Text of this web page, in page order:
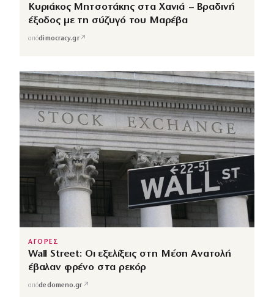
Κυριάκος Μητσοτάκης στα Χανιά – Βραδινή
έξοδος με τη σύζυγό του Μαρέβα
απόdimocracy.gr↗
ΑΓΟΡΕΣ
Wall Street: Οι εξελίξεις στη Μέση Ανατολή
έβαλαν φρένο στα ρεκόρ
απόdedomeno.gr ↗